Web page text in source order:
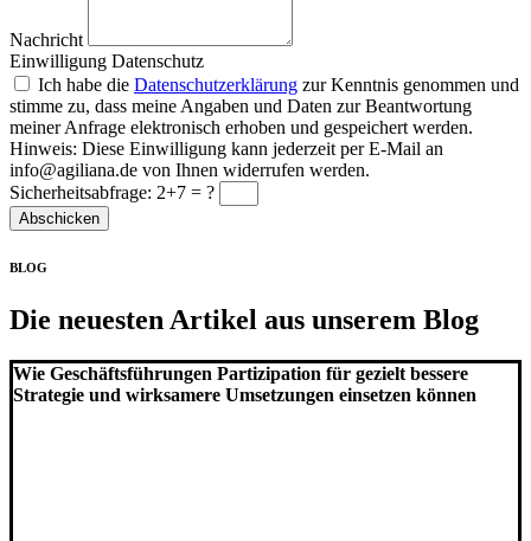
Nachricht
Einwilligung Datenschutz
Ich habe die Datenschutzerklärung zur Kenntnis genommen und
stimme zu, dass meine Angaben und Daten zur Beantwortung
meiner Anfrage elektronisch erhoben und gespeichert werden.
Hinweis: Diese Einwilligung kann jederzeit per E-Mail an
info@agiliana.de von Ihnen widerrufen werden.
Sicherheitsabfrage: 2+7 = ?
Abschicken
BLOG
Die neuesten Artikel aus unserem Blog
Wie Geschäftsführungen Partizipation für gezielt bessere
Strategie und wirksamere Umsetzungen einsetzen können